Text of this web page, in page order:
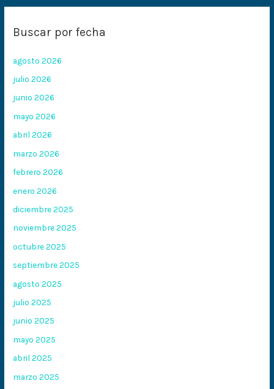
Buscar por fecha
agosto 2026
julio 2026
junio 2026
mayo 2026
abril 2026
marzo 2026
febrero 2026
enero 2026
diciembre 2025
noviembre 2025
octubre 2025
septiembre 2025
agosto 2025
julio 2025
junio 2025
mayo 2025
abril 2025
marzo 2025